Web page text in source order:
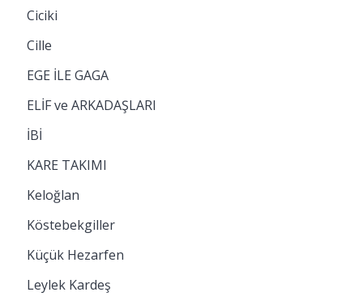
Ciciki
Cille
EGE İLE GAGA
ELİF ve ARKADAŞLARI
İBİ
KARE TAKIMI
Keloğlan
Köstebekgiller
Küçük Hezarfen
Leylek Kardeş